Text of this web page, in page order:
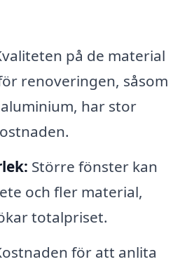
på de material
renoveringen, såsom
har stor
Större fönster kan
och fler material,
totalpriset.
för att anlita